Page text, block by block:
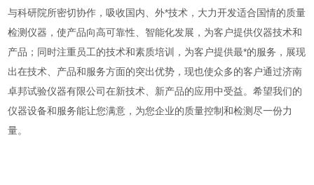
与科研院所密切协作，吸收国内、外*技术，大力开发适合国情的质量
检测仪器，使产品向高可靠性、智能化发展，为客户提供仪器技术和
产品；同时注重员工的技术和素质培训，为客户提供最*的服务，展现
出在技术、产品和服务方面的突出优势，现也使众多的客户通过济南
卓邦试验仪器有限公司在新技术、新产品的应用中受益。希望我们的
仪器设备和服务能让您满意，为您企业的质量控制和检测尽一份力
量。